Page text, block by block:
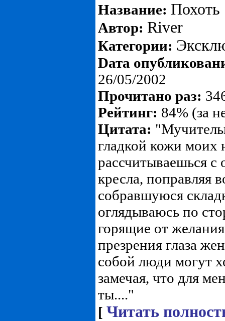
Название: Похоть
Автор: River
Категории:
Dата
26/05/2002
Прочитано раз:
Рейтинг: 84% (за
Цитата:
гладкой кожи моих
рассчитываешься
кресла, поправляя
собравшуюся
оглядываюсь по
горящие от
презрения глаза
собой люди могут
замечая, что для
ты...."
[ Читать